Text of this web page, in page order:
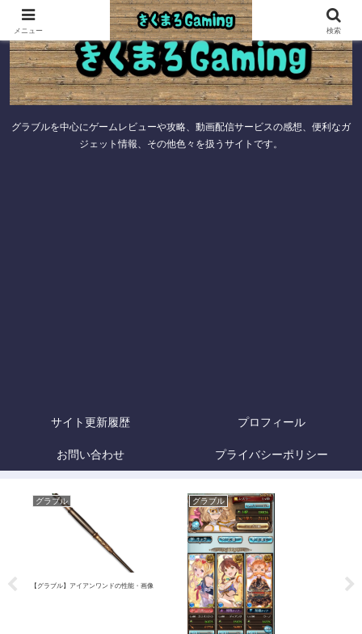
グラブルを中心にゲームレビューや攻略、動画配信サービスの感想、便利なガ
ジェット情報、その他色々を扱うサイトです。
サイト更新履歴 プロフィール
お問い合わせ プライバシーポリシー
グラブル
【グラブル】アイアンワンドの性能・画像
グラブル
【グ
大鎌
メニュー 検索